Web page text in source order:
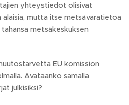
yhteystiedot olisivat
mutta itse metsävaratietoa
metsäkeskuksen
EU komission
Avataanko samalla
julkisiksi?